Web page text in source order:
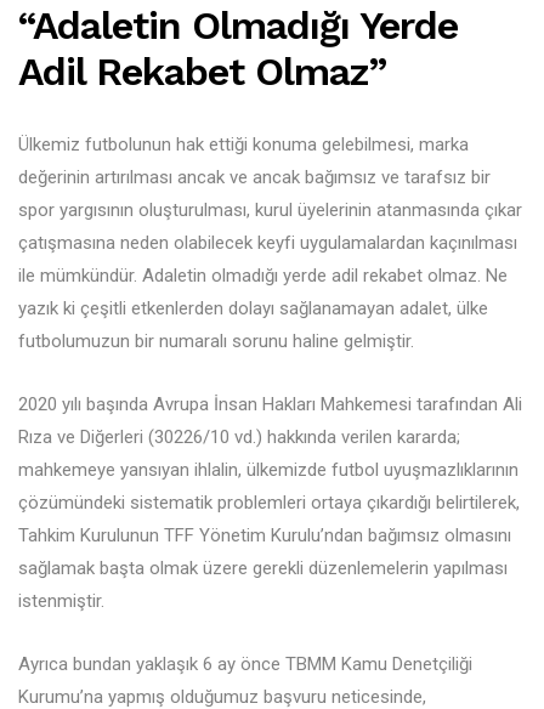
“Adaletin Olmadığı Yerde
Adil Rekabet Olmaz”
Ülkemiz futbolunun hak ettiği konuma gelebilmesi, marka
değerinin artırılması ancak ve ancak bağımsız ve tarafsız bir
spor yargısının oluşturulması, kurul üyelerinin atanmasında çıkar
çatışmasına neden olabilecek keyfi uygulamalardan kaçınılması
ile mümkündür. Adaletin olmadığı yerde adil rekabet olmaz. Ne
yazık ki çeşitli etkenlerden dolayı sağlanamayan adalet, ülke
futbolumuzun bir numaralı sorunu haline gelmiştir.
2020 yılı başında Avrupa İnsan Hakları Mahkemesi tarafından Ali
Rıza ve Diğerleri (30226/10 vd.) hakkında verilen kararda;
mahkemeye yansıyan ihlalin, ülkemizde futbol uyuşmazlıklarının
çözümündeki sistematik problemleri ortaya çıkardığı belirtilerek,
Tahkim Kurulunun TFF Yönetim Kurulu’ndan bağımsız olmasını
sağlamak başta olmak üzere gerekli düzenlemelerin yapılması
istenmiştir.
Ayrıca bundan yaklaşık 6 ay önce TBMM Kamu Denetçiliği
Kurumu’na yapmış olduğumuz başvuru neticesinde,